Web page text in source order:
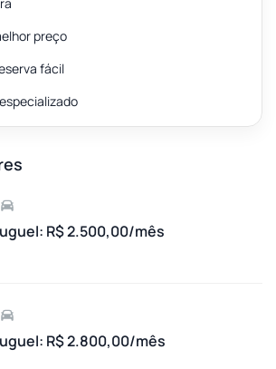
preço
fácil
R$ 2.500,00/mês
R$ 2.800,00/mês